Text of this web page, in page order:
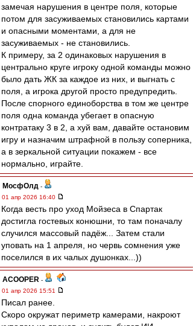
замечая нарушения в центре поля, которые
потом для засуживаемых становились картами
и опасными моментами, а для не
засуживаемых - не становились.
К примеру, за 2 одинаковых нарушения в
центрально круге игроку одной команды можно
было дать ЖК за каждое из них, и выгнать с
поля, а игрока другой просто предупредить.
После спорного единоборства в том же центре
поля одна команда убегает в опасную
контратаку 3 в 2, а хуй вам, давайте остановим
игру и назначим штрафной в пользу соперника,
а в зеркальной ситуации покажем - все
нормально, играйте.
МосфОлд -
01 апр 2026 16:40
Когда весть про уход Мойзеса в Спартак
достигла гостевых конюшни, то там поначалу
случился массовый падёж... Затем стали
уповать на 1 апреля, но червь сомнения уже
поселился в их чалых душонках...))
ACOOPER -
01 апр 2026 15:51
Писал ранее.
Скоро окружат периметр камерами, накроют